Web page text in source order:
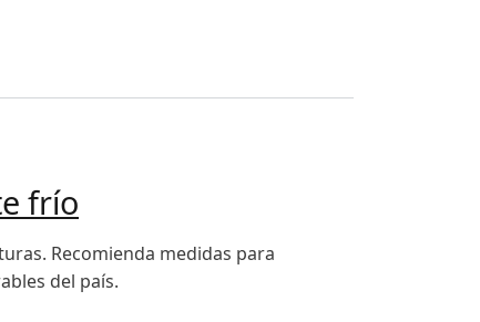
frío
Recomienda medidas para
del país.